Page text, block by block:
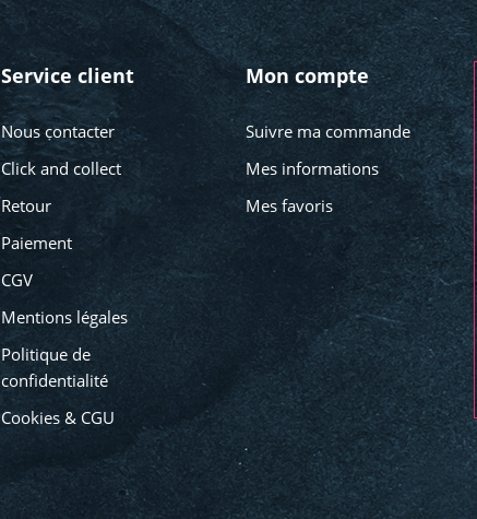
Service client
Nous contacter
Click and collect
Retour
Paiement
CGV
Mentions légales
Politique de
confidentialité
Cookies & CGU
Mon compte
Suivre ma commande
Mes informations
Mes favoris